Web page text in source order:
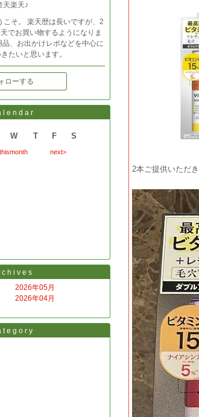
天楽天♪
こそ。 楽天歴は長いですが、2
でお買い物するようになりま
、お出かけレポなどを中心に
たいと思います。
ローする
W T F S
thismonth next>
2026年05月
2026年04月
2本ご提供いただき